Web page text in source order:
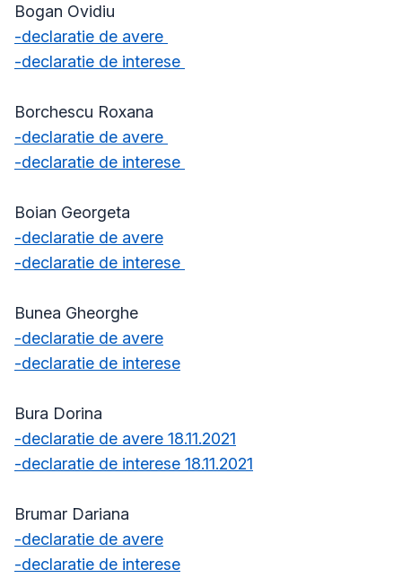
Bogan Ovidiu
-declaratie de avere
-declaratie de interese
Borchescu Roxana
-declaratie de avere
-declaratie de interese
Boian Georgeta
-declaratie de avere
-declaratie de interese
Bunea Gheorghe
-declaratie de avere
-declaratie de interese
Bura Dorina
-declaratie de avere 18.11.2021
-declaratie de interese 18.11.2021
Brumar Dariana
-declaratie de avere
-declaratie de interese